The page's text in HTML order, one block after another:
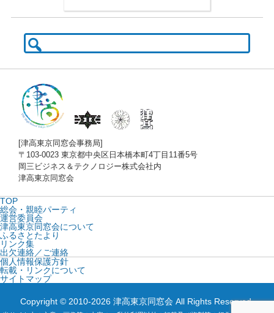
検
索:
[津高東京同窓会事務局]
〒103-0023 東京都中央区日本橋本町4丁目11番5号
岡三ビジネス＆テクノロジー株式会社内
津高東京同窓会
TOP
総会・親睦パーティ
運営委員会
津高東京同窓会について
ふるさとたより
リンク集
出欠連絡／ご連絡
個人情報保護方針
転載・リンクについて
サイトマップ
Copyright © 2010-2026 津高東京同窓会 All Rights Reserved.